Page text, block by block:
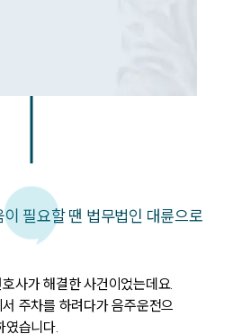
필요할 땐 법무법인 대륜으로
사가 해결한 사건이었는데요.
주차를 하려다가 음주운전으
습니다.